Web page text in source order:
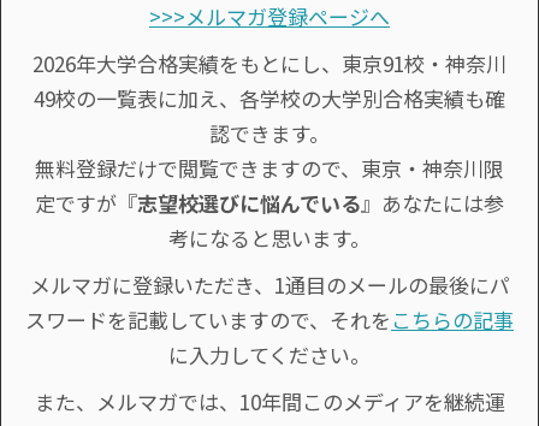
>>>メルマガ登録ページへ
2026年大学合格実績をもとにし、東京91校・神奈川
49校の一覧表に加え、各学校の大学別合格実績も確
認できます。
無料登録だけで閲覧できますので、東京・神奈川限
定ですが『志望校選びに悩んでいる』あなたには参
考になると思います。
メルマガに登録いただき、1通目のメールの最後にパ
スワードを記載していますので、それを こちらの記事
に入力してください。
また、メルマガでは、10年間このメディアを継続運